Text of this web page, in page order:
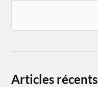
Articles récents